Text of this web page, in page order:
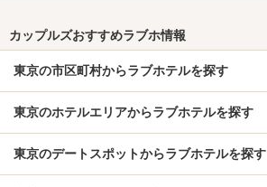
カップルズおすすめラブホ情報
東京の市区町村からラブホテルを探す
東京のホテルエリアからラブホテルを探す
東京のデートスポットからラブホテルを探す